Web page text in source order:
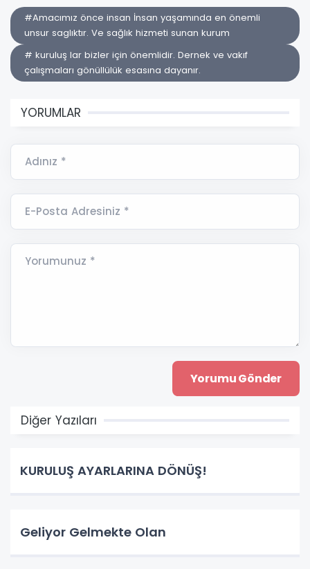
#Amacımız önce insan İnsan yaşamında en önemli
unsur saglıktır. Ve sağlık hizmeti sunan kurum
# kuruluş lar bizler için önemlidir. Dernek ve vakıf
çalışmaları gönüllülük esasına dayanır.
YORUMLAR
Adınız *
E-Posta Adresiniz *
Yorumunuz *
Diğer Yazıları
KURULUŞ AYARLARINA DÖNÜŞ!
Geliyor Gelmekte Olan